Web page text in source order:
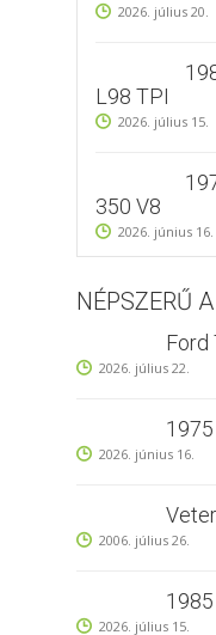
2026. július 20.
L98 TPI
2026. július 15.
350 V8
2026. június 16.
NÉPSZERŰ
Ford
2026. július 22.
2026. június 16.
2006. július 26.
2026. július 15.